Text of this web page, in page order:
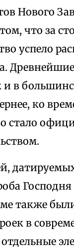
Нового
что за
успело
и в
ко
стало
также
в